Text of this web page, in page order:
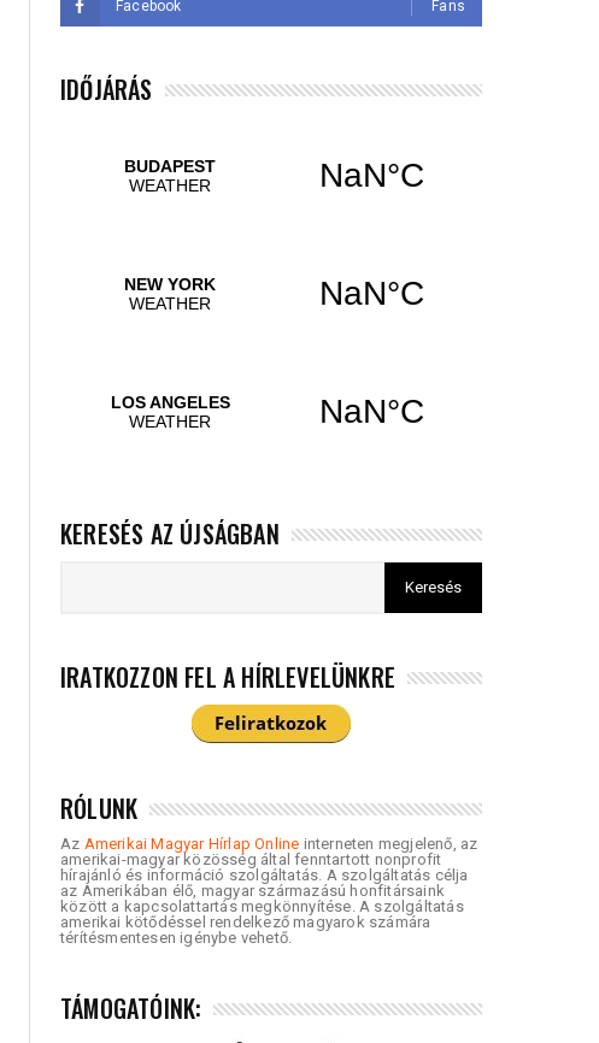
Facebook Fans
IDŐJÁRÁS
KERESÉS AZ ÚJSÁGBAN
IRATKOZZON FEL A HÍRLEVELÜNKRE
RÓLUNK
Az Amerikai Magyar Hírlap Online interneten megjelenő, az
amerikai-magyar közösség által fenntartott nonprofit
hírajánló és információ szolgáltatás. A szolgáltatás célja
az Amerikában élő, magyar származású honfitársaink
között a kapcsolattartás megkönnyítése. A szolgáltatás
amerikai kötődéssel rendelkező magyarok számára
térítésmentesen igénybe vehető.
TÁMOGATÓINK: